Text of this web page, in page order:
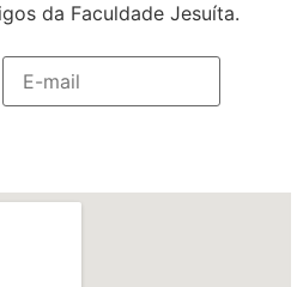
da Faculdade Jesuíta.